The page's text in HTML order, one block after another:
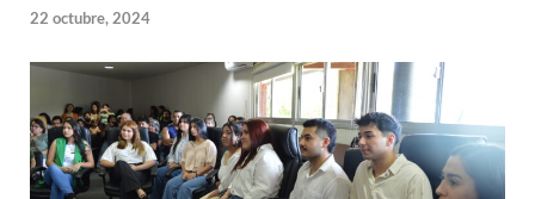
22 octubre, 2024